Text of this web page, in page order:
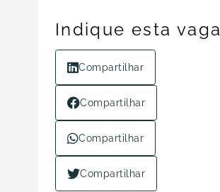
Indique esta vaga
Compartilhar
Compartilhar
Compartilhar
Compartilhar